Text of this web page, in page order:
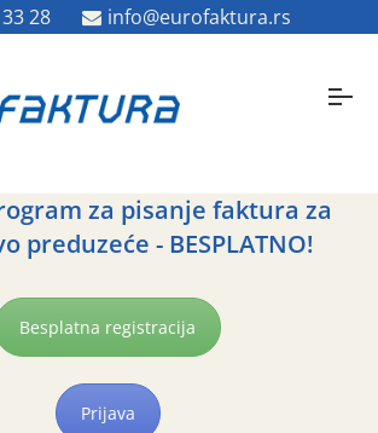
racuni.com
28 info@eurofaktura.rs
za pisanje faktura za
preduzeće - BESPLATNO!
Besplatna registracija
Prijava